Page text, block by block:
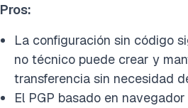
Pros:
La configuración sin código
no técnico puede crear y
transferencia sin necesidad
El PGP basado en